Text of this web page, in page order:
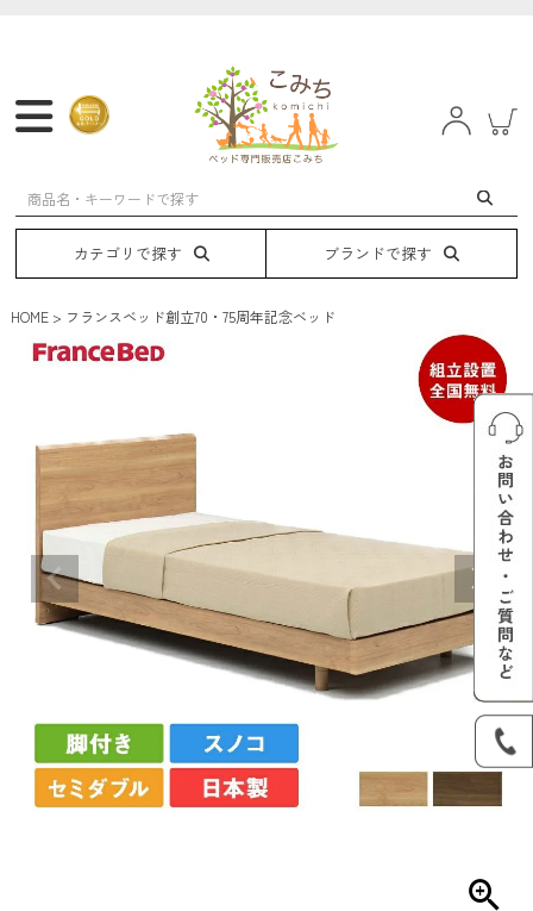
マットレス フレーム ベッド 電動ベッド
カテゴリで探す ブランドで探す
HOME フランスベッド創立70・75周年記念ベッド